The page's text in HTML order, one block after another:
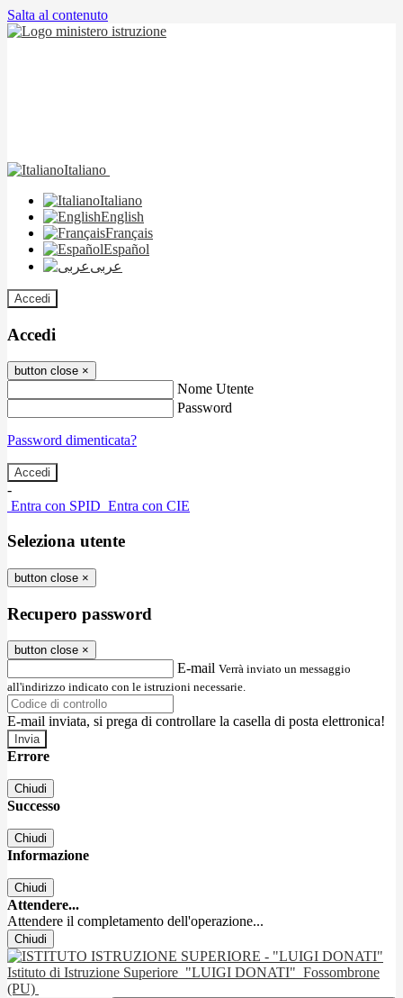
Salta al contenuto
Italiano
Italiano
English
Français
Español
عربى
Accedi
Accedi
button close ×
Nome Utente
Password
Password dimenticata?
-
Entra con SPID Entra con CIE
Seleziona utente
button close ×
Recupero password
button close ×
E-mail Verrà inviato un messaggio
all'indirizzo indicato con le istruzioni necessarie.
E-mail inviata, si prega di controllare la casella di posta elettronica!
Errore
Chiudi
Successo
Chiudi
Informazione
Chiudi
Attendere...
Attendere il completamento dell'operazione...
Chiudi
Istituto di Istruzione Superiore "LUIGI DONATI" Fossombrone
(PU)